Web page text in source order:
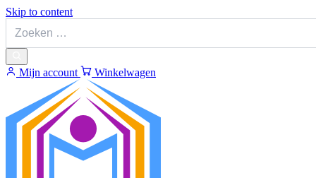
Skip to content
Mijn account Winkelwagen